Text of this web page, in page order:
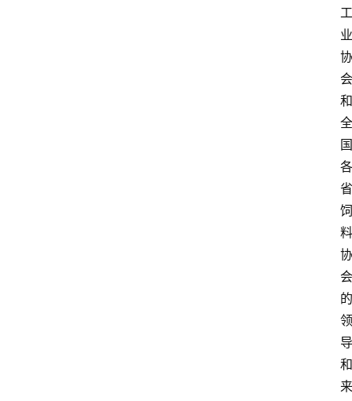
工
业
协
会
和
全
国
各
省
饲
料
协
会
的
领
导
和
来